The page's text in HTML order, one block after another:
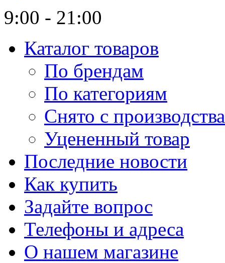
9:00 - 21:00
Каталог товаров
По брендам
По категориям
Снято с производства
Уцененный товар
Последние новости
Как купить
Задайте вопрос
Телефоны и адреса
О нашем магазине